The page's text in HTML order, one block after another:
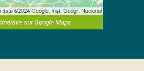
sur Google Maps